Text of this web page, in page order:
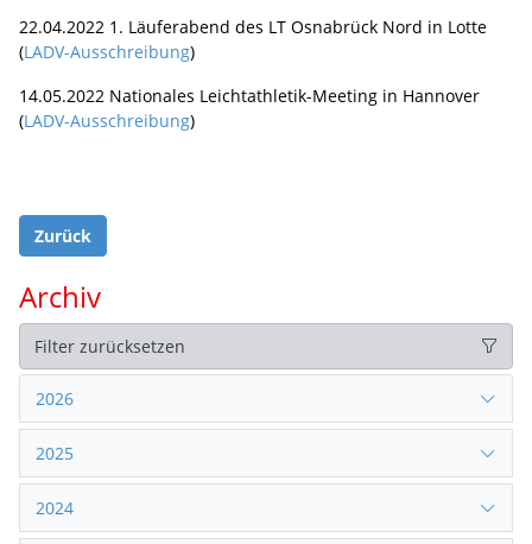
22.04.2022 1. Läuferabend des LT Osnabrück Nord in Lotte
(LADV-Ausschreibung)
14.05.2022 Nationales Leichtathletik-Meeting in Hannover
(LADV-Ausschreibung)
Zurück
Archiv
Filter zurücksetzen
2026
2025
2024